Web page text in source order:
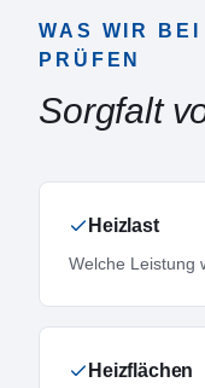
WAS WIR BEI
PRÜFEN
Sorgfalt
Heizlast
Welche Leistung
Heizflächen